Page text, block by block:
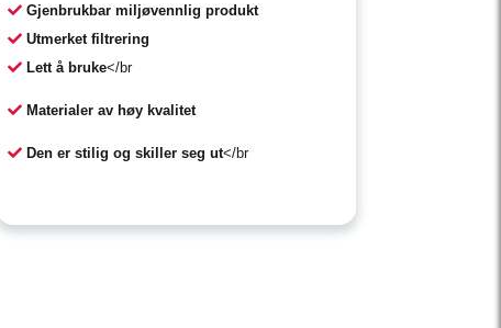
Gjenbrukbar miljøvennlig produkt
Utmerket filtrering
Lett å bruke</br
Materialer av høy kvalitet
Den er stilig og skiller seg ut</br